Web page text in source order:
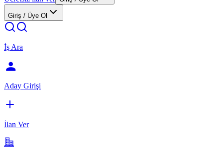
Giriş / Üye Ol
İş Ara
Aday Girişi
İlan Ver